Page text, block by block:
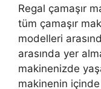
Regal çamaşır
tüm çamaşır
modelleri
arasında yer
makinenizde
makinenin